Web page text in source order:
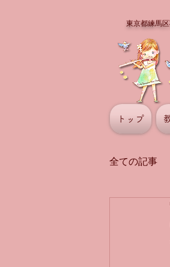
全ての記事
講師の
東京都練馬
トップ